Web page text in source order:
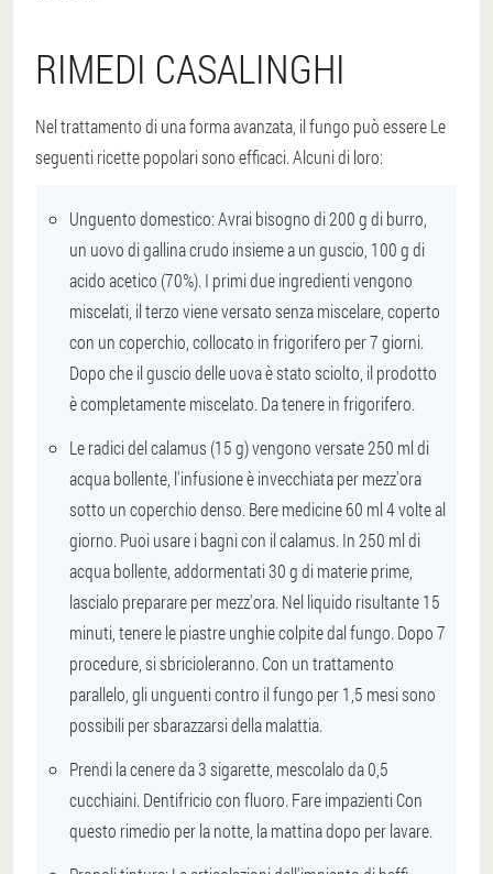
RIMEDI CASALINGHI
Nel trattamento di una forma avanzata, il fungo può essereLe
seguenti ricette popolari sono efficaci. Alcuni di loro:
Unguento domestico: Avrai bisogno di 200 g di burro,
un uovo di gallina crudo insieme a un guscio, 100 g di
acido acetico (70%). I primi due ingredienti vengono
miscelati, il terzo viene versato senza miscelare, coperto
con un coperchio, collocato in frigorifero per 7 giorni.
Dopo che il guscio delle uova è stato sciolto, il prodotto
è completamente miscelato. Da tenere in frigorifero.
Le radici del calamus (15 g) vengono versate 250 ml di
acqua bollente, l'infusione è invecchiata per mezz'ora
sotto un coperchio denso. Bere medicine 60 ml 4 volte al
giorno. Puoi usare i bagni con il calamus. In 250 ml di
acqua bollente, addormentati 30 g di materie prime,
lascialo preparare per mezz'ora. Nel liquido risultante 15
minuti, tenere le piastre unghie colpite dal fungo. Dopo 7
procedure, si sbricioleranno.Con un trattamento
parallelo, gli unguenti contro il fungo per 1,5 mesi sono
possibili per sbarazzarsi della malattia.
Prendi la cenere da 3 sigarette, mescolalo da 0,5
cucchiaini. Dentifricio con fluoro. Fare impazientiCon
questo rimedio per la notte, la mattina dopo per lavare.